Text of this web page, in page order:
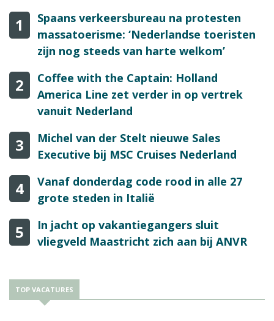
1
Spaans verkeersbureau na protesten
massatoerisme: ‘Nederlandse toeristen
zijn nog steeds van harte welkom’
2
Coffee with the Captain: Holland
America Line zet verder in op vertrek
vanuit Nederland
3
Michel van der Stelt nieuwe Sales
Executive bij MSC Cruises Nederland
4
Vanaf donderdag code rood in alle 27
grote steden in Italië
5
In jacht op vakantiegangers sluit
vliegveld Maastricht zich aan bij ANVR
TOP VACATURES